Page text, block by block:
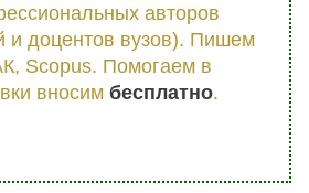
авторов
и доцентов вузов). Пишем
Scopus. Помогаем в
вносим бесплатно.